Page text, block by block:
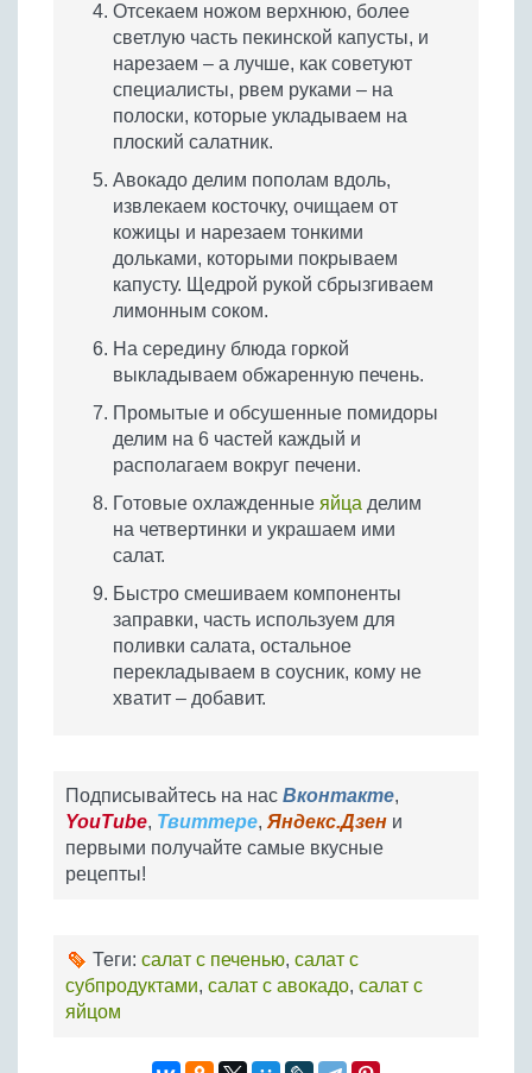
Отсекаем ножом верхнюю, более
светлую часть пекинской капусты, и
нарезаем – а лучше, как советуют
специалисты, рвем руками – на
полоски, которые укладываем на
плоский салатник.
Авокадо делим пополам вдоль,
извлекаем косточку, очищаем от
кожицы и нарезаем тонкими
дольками, которыми покрываем
капусту. Щедрой рукой сбрызгиваем
лимонным соком.
На середину блюда горкой
выкладываем обжаренную печень.
Промытые и обсушенные помидоры
делим на 6 частей каждый и
располагаем вокруг печени.
Готовые охлажденные яйца делим
на четвертинки и украшаем ими
салат.
Быстро смешиваем компоненты
заправки, часть используем для
поливки салата, остальное
перекладываем в соусник, кому не
хватит – добавит.
Подписывайтесь на нас Вконтакте,
YouTube, Твиттере, Яндекс.Дзен и
первыми получайте самые вкусные
рецепты!
Теги: салат с печенью, салат с
субпродуктами, салат с авокадо, салат с
яйцом